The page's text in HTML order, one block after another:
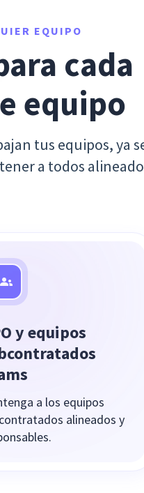
EQUIPO
cada
equipo
tus equipos, ya
a todos
y equipos
a los equipos
alineados y